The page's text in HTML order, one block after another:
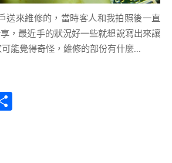
送來維修的，當時客人和我拍照後一直
，最近手的狀況好一些就想說寫出來讓
能覺得奇怪，維修的部份有什麼...